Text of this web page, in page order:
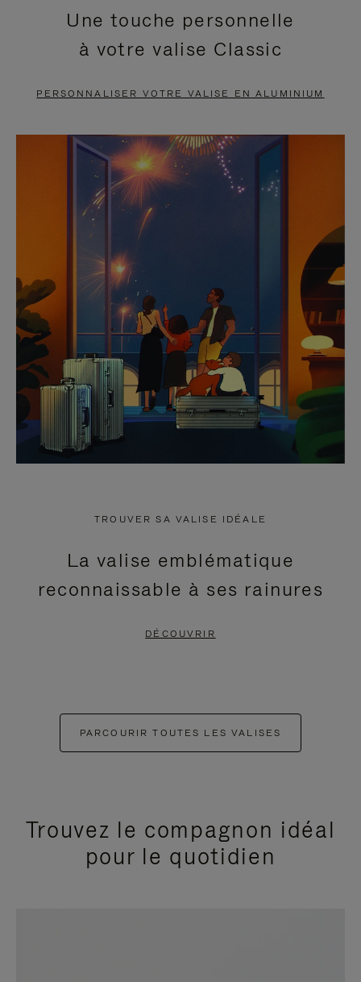
EN
PAUSE,
APPUYEZ
POUR
METTRE
PAUSE
VIDÉO
EST
DÉSACTIVÉ.
CLIQUER
POUR
RÉACTIVER
LE
SON
Une touche personnelle
à votre valise Classic
PERSONNALISER VOTRE VALISE EN ALUMINIUM
TROUVER SA VALISE IDÉALE
La valise emblématique
reconnaissable à ses rainures
DÉCOUVRIR
PARCOURIR TOUTES LES VALISES
Trouvez le compagnon idéal
pour le quotidien